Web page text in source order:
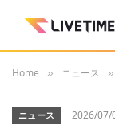
Home » ニュース »
ニュース 2026/07/